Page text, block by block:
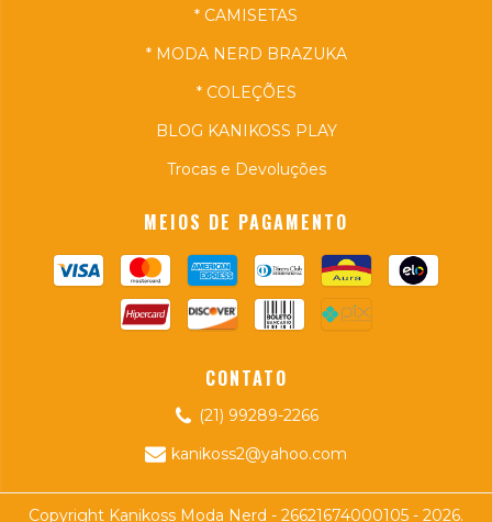
* CAMISETAS
* MODA NERD BRAZUKA
* COLEÇÕES
BLOG KANIKOSS PLAY
Trocas e Devoluções
MEIOS DE PAGAMENTO
CONTATO
(21) 99289-2266
kanikoss2@yahoo.com
Copyright Kanikoss Moda Nerd - 26621674000105 - 2026.